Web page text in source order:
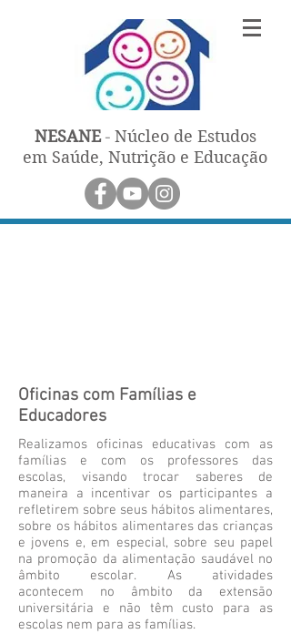
NESANE- Núcleo de Estudos
em Saúde, Nutrição e Educação
Oficinas com Famílias e
Educadores
Realizamos oficinas educativas com as
famílias e com os professores das
escolas, visando trocar saberes de
maneira a incentivar os participantes a
refletirem sobre seus hábitos alimentares,
sobre os hábitos alimentares das crianças
e jovens e, em especial, sobre seu papel
na promoção da alimentação saudável no
âmbito escolar. As atividades
acontecem no âmbito da extensão
universitária e não têm custo para as
escolas nem para as famílias.